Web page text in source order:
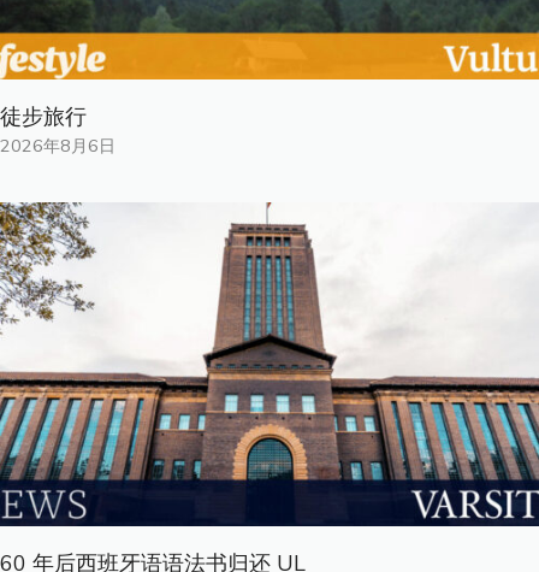
徒步旅行
2026年8月6日
60 年后西班牙语语法书归还 UL